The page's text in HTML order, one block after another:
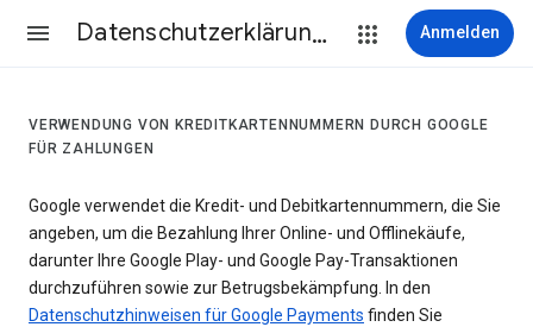
Datenschutzerklärung & Nutzungsbedingungen Anmelden
VERWENDUNG VON KREDITKARTENNUMMERN DURCH GOOGLE
FÜR ZAHLUNGEN
Google verwendet die Kredit- und Debitkartennummern, die Sie
angeben, um die Bezahlung Ihrer Online- und Offlinekäufe,
darunter Ihre Google Play- und Google Pay-Transaktionen
durchzuführen sowie zur Betrugsbekämpfung. In den
Datenschutzhinweisen für Google Payments finden Sie